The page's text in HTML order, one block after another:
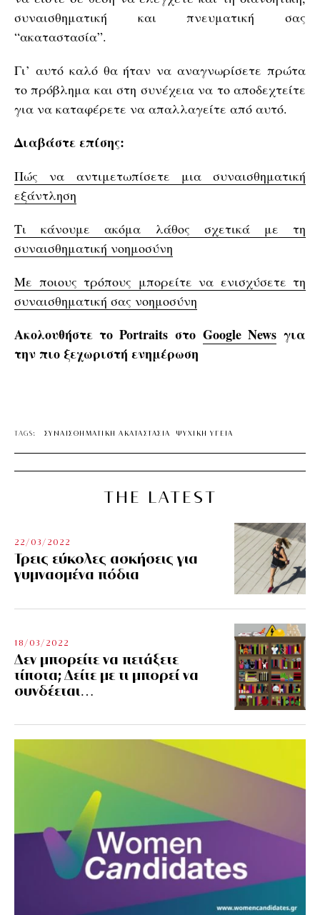
συναισθηματική και πνευματική σας
“ακαταστασία”.
Γι’ αυτό καλό θα ήταν να αναγνωρίσετε πρώτα
το πρόβλημα και στη συνέχεια να το αποδεχτείτε
για να καταφέρετε να απαλλαγείτε από αυτό.
Διαβάστε επίσης:
Πώς να αντιμετωπίσετε μια συναισθηματική
εξάντληση
Tι κάνουμε ακόμα λάθος σχετικά με τη
συναισθηματική νοημοσύνη
Με ποιους τρόπους μπορείτε να ενισχύσετε τη
συναισθηματική σας νοημοσύνη
Ακολουθήστε το Portraits στο Google Newsγια
την πιο ξεχωριστή ενημέρωση
TAGS: ΣΥΝΑΙΣΘΗΜΑΤΙΚΗ ΑΚΑΤΑΣΤΑΣΙΑ ΨΥΧΙΚΗ ΥΓΕΙΑ
THE LATEST
22/03/2022
Τρεις εύκολες ασκήσεις για
γυμνασμένα πόδια
18/03/2022
Δεν μπορείτε να πετάξετε
τίποτα; Δείτε με τι μπορεί να
συνδέεται…